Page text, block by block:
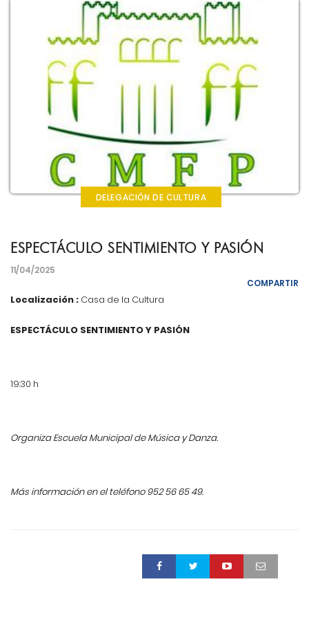
DELEGACIÓN DE CULTURA
ESPECTÁCULO SENTIMIENTO Y PASIÓN
11/04/2025
COMPARTIR
Localización : Casa de la Cultura
ESPECTÁCULO SENTIMIENTO Y PASIÓN
19:30 h
Organiza Escuela Municipal de Música y Danza.
Más información en el teléfono 952 56 65 49.